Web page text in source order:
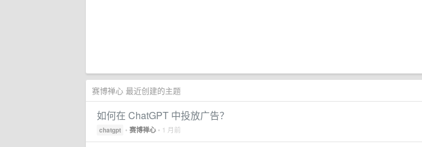
赛博禅心 最近创建的主题
如何在 ChatGPT 中投放广告？
chatgpt • 赛博禅心 • 1 月前